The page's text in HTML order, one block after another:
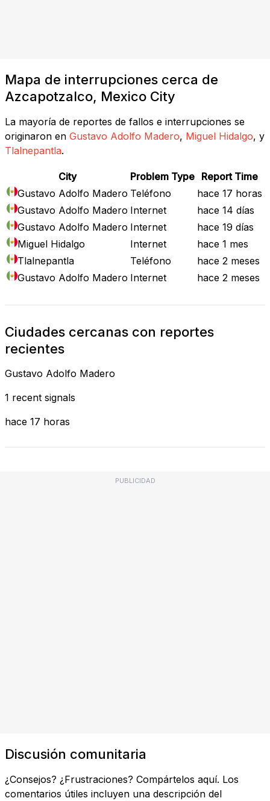
Mapa de interrupciones cerca de
Azcapotzalco, Mexico City
La mayoría de reportes de fallos e interrupciones se
originaron en Gustavo Adolfo Madero, Miguel Hidalgo, y
Tlalnepantla.
City Problem Type Report Time
Gustavo Adolfo Madero Teléfono
hace 17 horas
Gustavo Adolfo Madero Internet
hace 14 días
Gustavo Adolfo Madero Internet
hace 19 días
Miguel Hidalgo
Internet
hace 1 mes
Tlalnepantla
Teléfono
hace 2 meses
Gustavo Adolfo Madero Internet hace 2 meses
Ciudades cercanas con reportes
recientes
Gustavo Adolfo Madero
1 recent signals
hace 17 horas
PUBLICIDAD
Discusión comunitaria
¿Consejos? ¿Frustraciones? Compártelos aquí. Los
comentarios útiles incluyen una descripción del